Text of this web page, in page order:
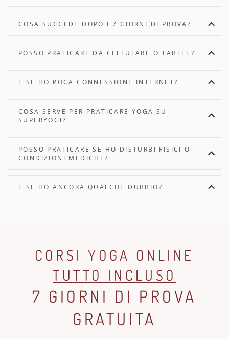
COSA SUCCEDE DOPO I 7 GIORNI DI PROVA?
POSSO PRATICARE DA CELLULARE O TABLET?
E SE HO POCA CONNESSIONE INTERNET?
COSA SERVE PER PRATICARE YOGA SU
SUPERYOGI?
POSSO PRATICARE SE HO DISTURBI FISICI O
CONDIZIONI MEDICHE?
E SE HO ANCORA QUALCHE DUBBIO?
CORSI YOGA ONLINE
TUTTO INCLUSO
7 GIORNI DI PROVA
GRATUITA